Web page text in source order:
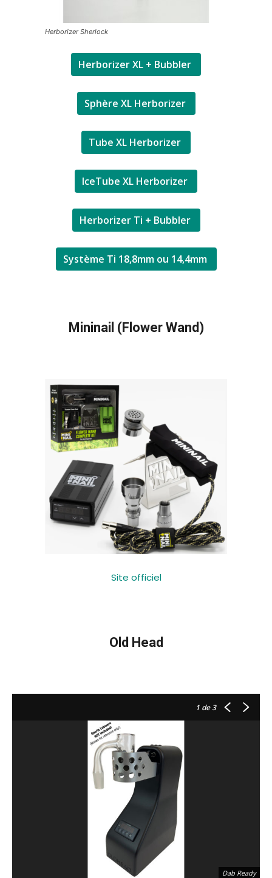
Herborizer Sherlock
Herborizer XL + Bubbler
Sphère XL Herborizer
Tube XL Herborizer
IceTube XL Herborizer
Herborizer Ti + Bubbler
Système Ti 18,8mm ou 14,4mm
Mininail (Flower Wand)
Site officiel
Old Head
1 de 3
Dab Ready